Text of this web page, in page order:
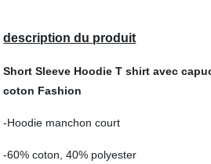
description du produit
Short Sleeve Hoodie T shirt avec
coton Fashion
-Hoodie manchon court
-60% coton, 40% polyester